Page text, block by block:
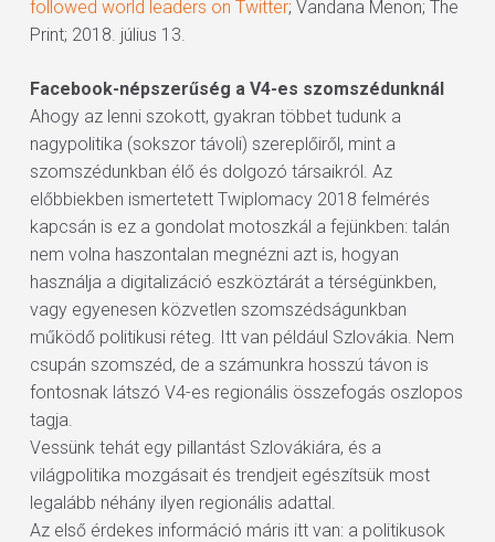
followed world leaders on Twitter; Vandana Menon; The
Print; 2018. július 13.
Facebook-népszerűség a V4-es szomszédunknál
Ahogy az lenni szokott, gyakran többet tudunk a
nagypolitika (sokszor távoli) szereplőiről, mint a
szomszédunkban élő és dolgozó társaikról. Az
előbbiekben ismertetett Twiplomacy 2018 felmérés
kapcsán is ez a gondolat motoszkál a fejünkben: talán
nem volna haszontalan megnézni azt is, hogyan
használja a digitalizáció eszköztárát a térségünkben,
vagy egyenesen közvetlen szomszédságunkban
működő politikusi réteg. Itt van például Szlovákia. Nem
csupán szomszéd, de a számunkra hosszú távon is
fontosnak látszó V4-es regionális összefogás oszlopos
tagja.
Vessünk tehát egy pillantást Szlovákiára, és a
világpolitika mozgásait és trendjeit egészítsük most
legalább néhány ilyen regionális adattal.
Az első érdekes információ máris itt van: a politikusok